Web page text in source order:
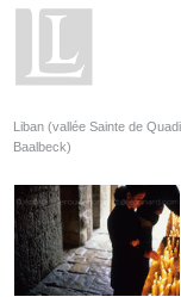
Liban (vallée Sainte de
Baalbeck)